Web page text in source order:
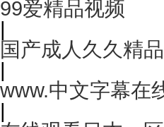
99爱精品视频
|
国产成人久久精品
|
www.中文字幕在
|